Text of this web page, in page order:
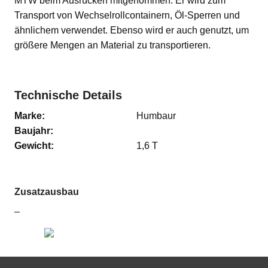
Transport von Wechselrollcontainern, Öl-Sperren und
ähnlichem verwendet. Ebenso wird er auch genutzt, um
größere Mengen an Material zu transportieren.
Technische Details
Marke:
Humbaur
Baujahr:
Gewicht:
1,6 T
Zusatzausbau
–